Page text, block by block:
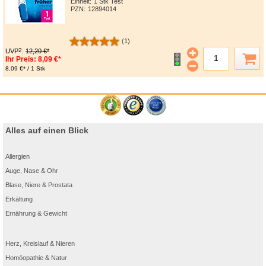
PZN : 12894014
(1)
UVP2: 12,20 €*
Ihr Preis: 8,09 €*
8,09 €* / 1 Stk
Alles auf einen Blick
Allergien
Auge, Nase & Ohr
Blase, Niere & Prostata
Erkältung
Ernährung & Gewicht
Herz, Kreislauf & Nieren
Homöopathie & Natur